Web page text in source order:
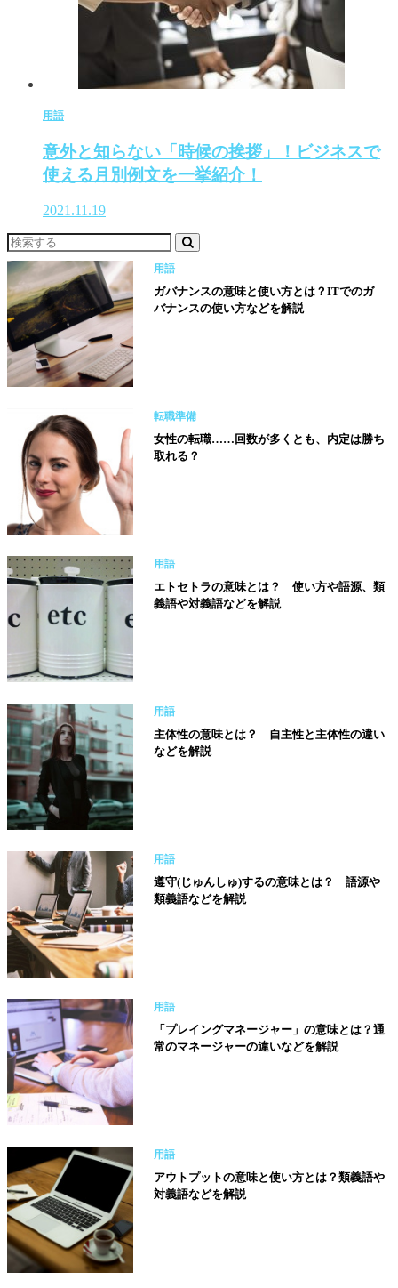
用語
意外と知らない「時候の挨拶」！ビジネスで
使える月別例文を一挙紹介！
2021.11.19
用語
ガバナンスの意味と使い方とは？ITでのガ
バナンスの使い方などを解説
転職準備
女性の転職……回数が多くとも、内定は勝ち
取れる？
用語
エトセトラの意味とは？ 使い方や語源、類
義語や対義語などを解説
用語
主体性の意味とは？ 自主性と主体性の違い
などを解説
用語
遵守(じゅんしゅ)するの意味とは？ 語源や
類義語などを解説
用語
「プレイングマネージャー」の意味とは？通
常のマネージャーの違いなどを解説
用語
アウトプットの意味と使い方とは？類義語や
対義語などを解説